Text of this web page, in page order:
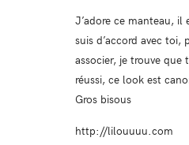
J’adore ce manteau, il
suis d’accord avec toi,
associer, je trouve que
réussi, ce look est
Gros bisous
http://lilouuuu.com